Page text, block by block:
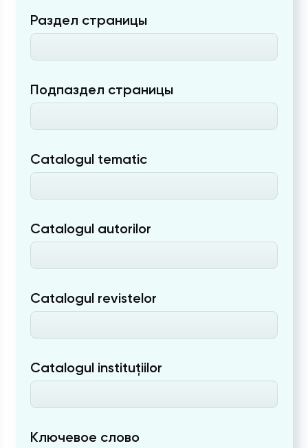
Раздел страницы
Подпаздел страницы
Catalogul tematic
Catalogul autorilor
Catalogul revistelor
Catalogul instituțiilor
Ключевое слово